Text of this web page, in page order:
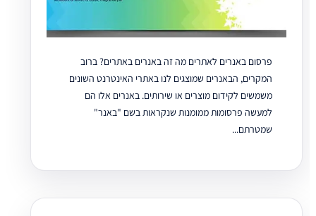
פרסום באנרים לאתרים מה זה באנרים באתרים? ברוב
המקרים, הבאנרים שמוצגים לנו באתרי האינטרנט השונים
משמשים לקידום מוצרים או שירותים. באנרים אלו הם
למעשה פרסומות ממומנות שנקראות בשם "באנר"
שמטרתם...